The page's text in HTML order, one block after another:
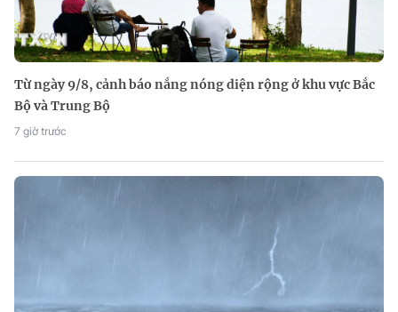
Từ ngày 9/8, cảnh báo nắng nóng diện rộng ở khu vực Bắc
Bộ và Trung Bộ
7 giờ trước